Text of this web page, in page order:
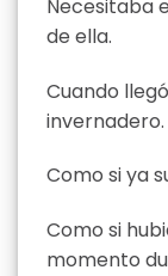
Necesitaba
de ella.
Cuando
invernadero.
Como si ya
Como si
momento